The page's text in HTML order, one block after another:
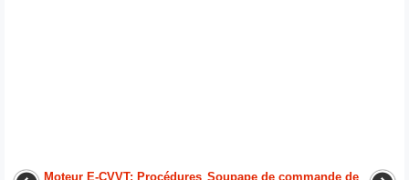
Moteur E-CVVT: Procédures Soupape de commande de